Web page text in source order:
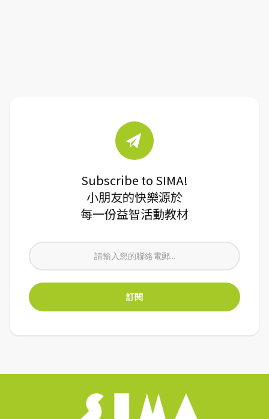
Subscribe to SIMA!
小朋友的快樂源於
每一份益智活動教材